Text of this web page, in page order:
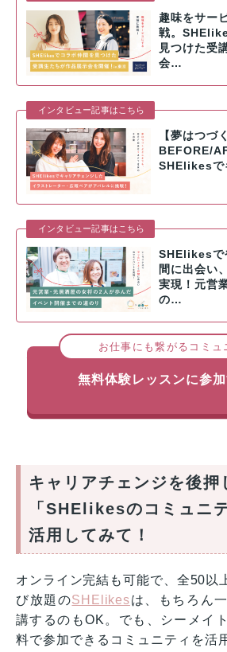
趣味をサー
戦。
見つけた受
会…
インタビュー記事はこちら
【夢はつづ
BEFORE/
SHElikesで
インタビュー記事はこちら
SHElikesで
間に出会い
実現！元営
の…
お仕事にも繋がるコミュ
無料体験レッスンに参
キャリアチェンジを後押
「SHElikesのコミュニ
活用してみて！
オンライン完結も可能で、全50以
び放題のSHElikesは、もちろん
講するのもOK。でも、シーメイ
料で参加できるコミュニティを活